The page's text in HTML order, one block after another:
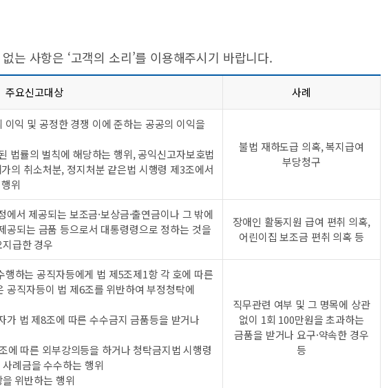
사항은 ‘고객의 소리’를 이용해주시기 바랍니다.
주요신고대상 사례
익 및 공정한 경쟁 이에 준하는 공공의 이익을
법률의 벌칙에 해당하는 행위, 공익신고자보호법
의 취소처분, 정지처분 같은법 시행령 제3조에서
위
불법 재하도급 의혹, 복지급여
부당청구
서 제공되는 보조금·보상금·출연금이나 그 밖에
공되는 금품 등으로서 대통령령으로 정하는 것을
급한 경우
장애인 활동지원 급여 편취 의혹,
어린이집 보조금 편취 의혹 등
행하는 공직자등에게 법 제5조제1항 각 호에 따른
공직자등이 법 제6조를 위반하여 부정청탁에
가 법 제8조에 따른 수수금지 금품등을 받거나
에 따른 외부강의등을 하거나 청탁금지법 시행령
례금을 수수하는 행위
위반하는 행위
직무관련 여부 및 그 명목에 상관
없이 1회 100만원을 초과하는
금품을 받거나 요구·약속한 경우
등